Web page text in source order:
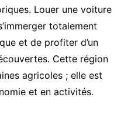
Louer une voiture
totalement
et de profiter d’un
Cette région
agricoles ; elle est
et en activités.